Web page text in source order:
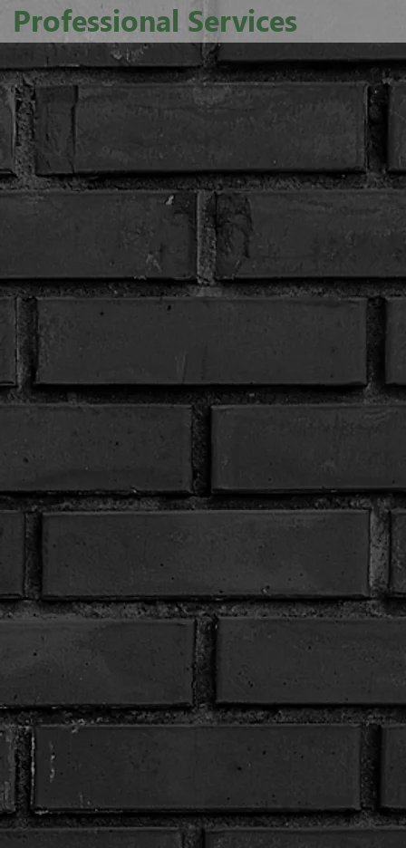
Professional Services